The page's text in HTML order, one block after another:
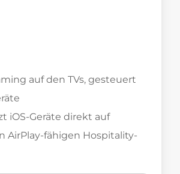
auf den TVs, gesteuert
iOS-Geräte direkt auf
AirPlay-fähigen Hospitality-